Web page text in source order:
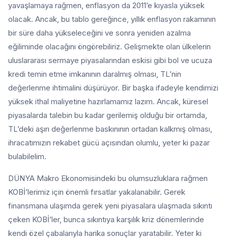
yavaşlamaya rağmen, enflasyon da 2011’e kıyasla yüksek
olacak. Ancak, bu tablo gereğince, yıllık enflasyon rakamının
bir süre daha yükseleceğini ve sonra yeniden azalma
eğiliminde olacağını öngörebiliriz. Gelişmekte olan ülkelerin
uluslararası sermaye piyasalarından eskisi gibi bol ve ucuza
kredi temin etme imkanının daralmış olması, TL’nin
değerlenme ihtimalini düşürüyor. Bir başka ifadeyle kendimizi
yüksek ithal maliyetine hazırlamamız lazım. Ancak, küresel
piyasalarda talebin bu kadar gerilemiş olduğu bir ortamda,
TL’deki aşırı değerlenme baskınının ortadan kalkmış olması,
ihracatımızın rekabet gücü açısından olumlu, yeter ki pazar
bulabilelim.
DÜNYA Makro Ekonomisindeki bu olumsuzluklara rağmen
KOBİ’lerimiz için önemli fırsatlar yakalanabilir. Gerek
finansmana ulaşımda gerek yeni piyasalara ulaşmada sıkıntı
çeken KOBİ’ler, bunca sıkıntıya karşılık kriz dönemlerinde
kendi özel çabalarıyla harika sonuçlar yaratabilir. Yeter ki